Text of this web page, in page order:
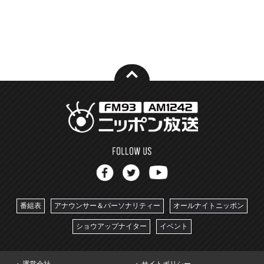
番組表 アナウンサー＆パーソナリティー オールナイトニッポン
ショウアップナイター イベント